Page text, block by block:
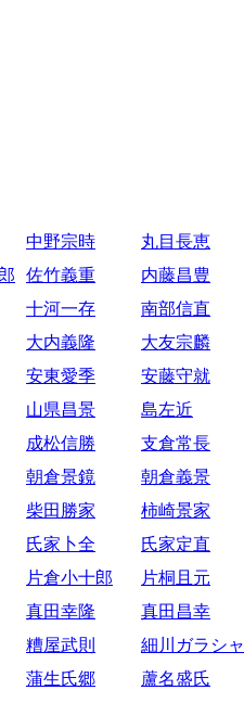
中野宗時 丸目長恵
佐竹義重 内藤昌豊
十河一存 南部信直
大内義隆 大友宗麟
安東愛季 安藤守就
山県昌景 島左近
成松信勝 支倉常長
朝倉景鏡 朝倉義景
柴田勝家 柿崎景家
氏家卜全 氏家定直
片倉小十郎 片桐且元
真田幸隆 真田昌幸
糟屋武則 細川ガラシャ
蒲生氏郷 蘆名盛氏